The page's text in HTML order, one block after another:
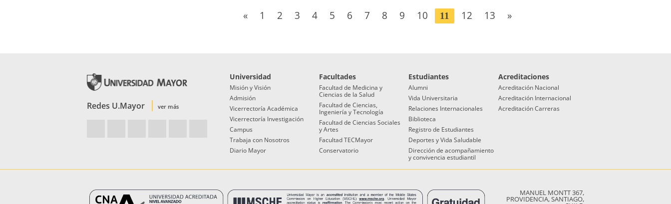
« 1 2 3 4 5 6 7 8 9 10 11 12 13 »
Redes U.Mayor ver más
Universidad
Misión y Visión
Admisión
Vicerrectoría Académica
Vicerrectoría Investigación
Campus
Trabaja con Nosotros
Diario Mayor
Facultades
Facultad de Medicina y
Ciencias de la Salud
Facultad de Ciencias,
Ingeniería y Tecnología
Facultad de Ciencias Sociales
y Artes
Facultad TECMayor
Conservatorio
Estudiantes
Alumni
Vida Universitaria
Relaciones Internacionales
Biblioteca
Registro de Estudiantes
Deportes y Vida Saludable
Dirección de acompañamiento
y convivencia estudiantil
Acreditaciones
Acreditación Nacional
Acreditación Internacional
Acreditación Carreras
MANUEL MONTT 367,
PROVIDENCIA, SANTIAGO,